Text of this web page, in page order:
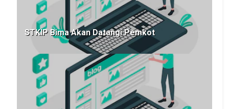
STKIP Bima Akan Datangi Pemkot